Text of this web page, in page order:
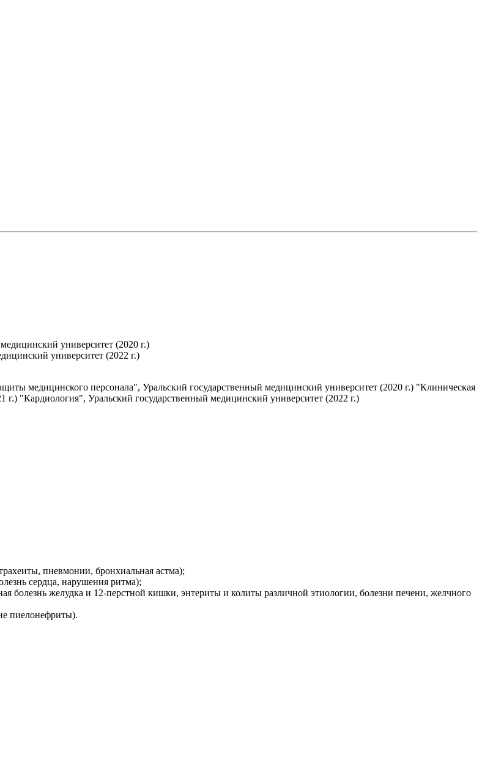
университет (2020 г.)
университет (2022 г.)
медицинского персонала", Уральский государственный медицинский университет (2020 г.) "Клиническая
"Кардиология", Уральский государственный медицинский университет (2022 г.)
пневмонии, бронхиальная астма);
сердца, нарушения ритма);
болезнь желудка и 12-перстной кишки, энтериты и колиты различной этиологии, болезни печени, желчного
пиелонефриты).